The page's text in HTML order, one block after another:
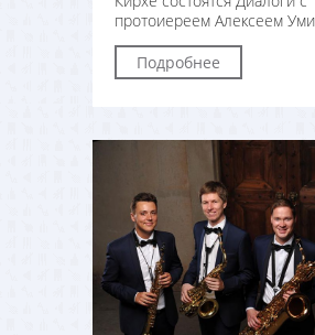
протоиереем Алексеем
Подробнее